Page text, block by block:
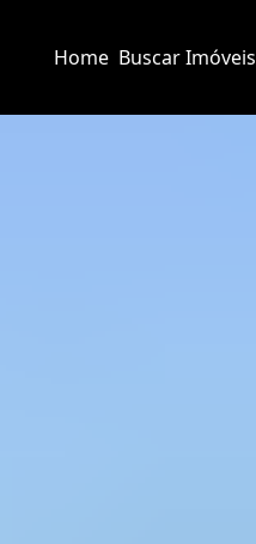
Home Buscar Imóveis